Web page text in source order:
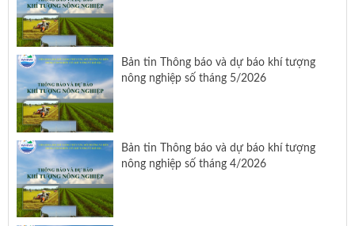
Bản tin Thông báo và dự báo khí tượng
nông nghiệp số tháng 5/2026
Bản tin Thông báo và dự báo khí tượng
nông nghiệp số tháng 4/2026